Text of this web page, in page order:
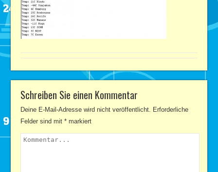
Schreiben Sie einen Kommentar
Deine E-Mail-Adresse wird nicht veröffentlicht. Erforderliche
Felder sind mit* markiert